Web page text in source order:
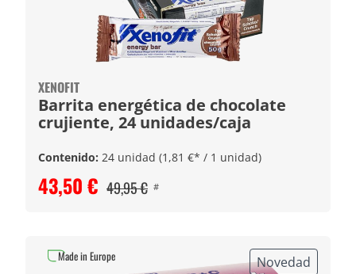
XENOFIT
Barrita energética de chocolate
crujiente, 24 unidades/caja
Contenido: 24 unidad (1,81 €* / 1 unidad)
43,50 € 49,95 € #
Novedad
Made in Europe